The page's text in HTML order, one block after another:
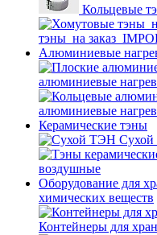
Кольцевые
тэны_на
Алюминиевые
алюминиевые
алюминиевые
Керамические тэны
воздушные
Оборудование для
химических веществ
Контейнеры для